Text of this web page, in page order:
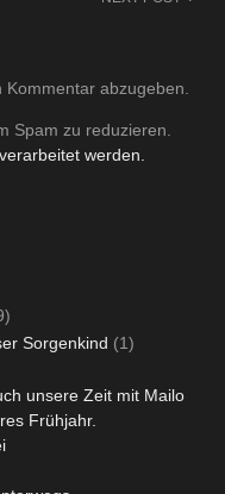
abzugeben.
Spam zu reduzieren.
werden.
Sorgenkind (1)
unsere Zeit mit Mailo
Frühjahr.